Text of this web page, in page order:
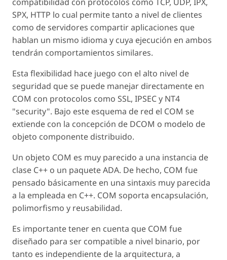
SPX, HTTP lo cual permite tanto a nivel de clientes
como de servidores compartir aplicaciones que
hablan un mismo idioma y cuya ejecución en ambos
tendrán comportamientos similares.
Esta flexibilidad hace juego con el alto nivel de
seguridad que se puede manejar directamente en
COM con protocolos como SSL, IPSEC y NT4
"security". Bajo este esquema de red el COM se
extiende con la concepción de DCOM o modelo de
objeto componente distribuido.
Un objeto COM es muy parecido a una instancia de
clase C++ o un paquete ADA. De hecho, COM fue
pensado básicamente en una sintaxis muy parecida
a la empleada en C++. COM soporta encapsulación,
polimorfismo y reusabilidad.
Es importante tener en cuenta que COM fue
diseñado para ser compatible a nivel binario, por
tanto es independiente de la arquitectura, a